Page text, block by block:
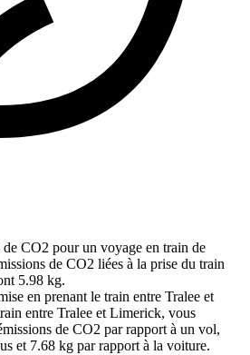
de CO2 pour un voyage en train de
de CO2 liées à la prise du train
5.98 kg.
en prenant le train entre Tralee et
entre Tralee et Limerick, vous
de CO2 par rapport à un vol,
et 7.68 kg par rapport à la voiture.